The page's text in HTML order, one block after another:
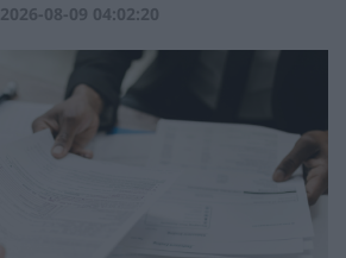
2026-08-09 04:02:20